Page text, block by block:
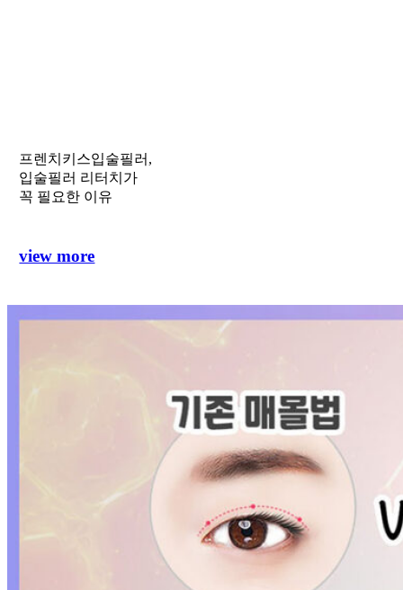
프렌치키스입술필러,
입술필러 리터치가
꼭 필요한 이유
view more